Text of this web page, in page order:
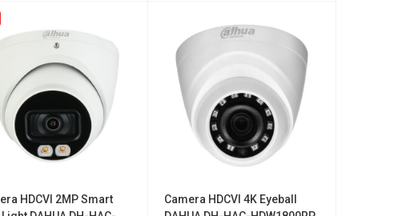
HDCVI 2MP Smart
Camera HDCVI 4K Eyeball